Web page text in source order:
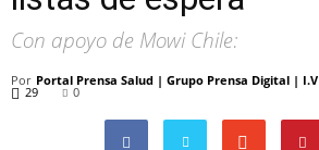
Con apoyo de Mowi Chile:
Por Portal Prensa Salud | Grupo Prensa Digital | I.V
29 0